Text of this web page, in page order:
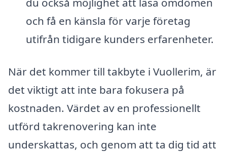
och få en känsla för varje företag
utifrån tidigare kunders erfarenheter.
När det kommer till takbyte i Vuollerim, är
det viktigt att inte bara fokusera på
kostnaden. Värdet av en professionellt
utförd takrenovering kan inte
underskattas, och genom att ta dig tid att